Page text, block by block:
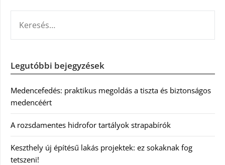
Legutóbbi bejegyzések
Medencefedés: praktikus megoldás a tiszta és biztonságos
medencéért
A rozsdamentes hidrofor tartályok strapabírók
Keszthely új építésű lakás projektek: ez sokaknak fog
tetszeni!